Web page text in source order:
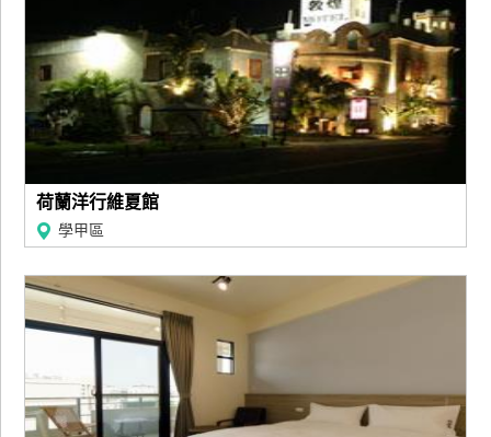
荷蘭洋行維夏館
學甲區